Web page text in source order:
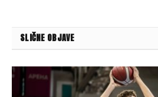
SLIČNE OBJAVE